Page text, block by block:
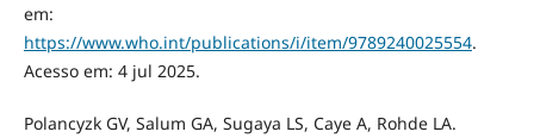
em:
https://www.who.int/publications/i/item/9789240025554.
Acesso em: 4 jul 2025.
Polancyzk GV, Salum GA, Sugaya LS, Caye A, Rohde LA.